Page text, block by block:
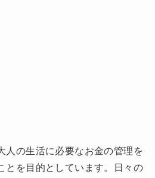
人の生活に必要なお金の管理を
とを目的としています。日々の